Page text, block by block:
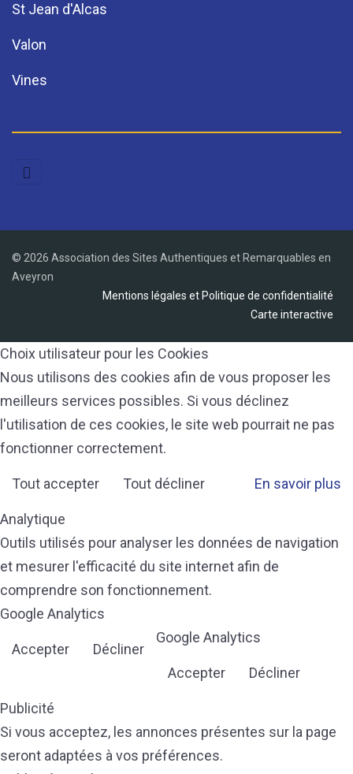
St Jean d'Alcas
Valon
Vines
© 2026 Association des Sites Authentiques et Remarquables en
Aveyron
Mentions légales et Politique de confidentialité
Carte interactive
Choix utilisateur pour les Cookies
Nous utilisons des cookies afin de vous proposer les
meilleurs services possibles. Si vous déclinez
l'utilisation de ces cookies, le site web pourrait ne pas
fonctionner correctement.
Tout accepter Tout décliner En savoir plus
Analytique
Outils utilisés pour analyser les données de navigation
et mesurer l'efficacité du site internet afin de
comprendre son fonctionnement.
Google Analytics
Accepter Décliner
Google Analytics
Accepter Décliner
Publicité
Si vous acceptez, les annonces présentes sur la page
seront adaptées à vos préférences.